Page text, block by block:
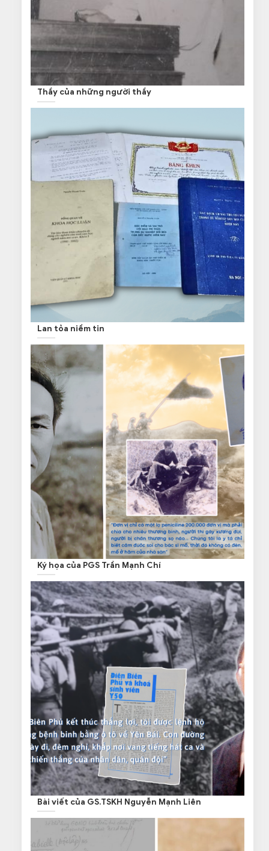
Thầy của những người thầy
Lan tỏa niềm tin
Ký họa của PGS Trần Mạnh Chí
Bài viết của GS.TSKH Nguyễn Mạnh Liên